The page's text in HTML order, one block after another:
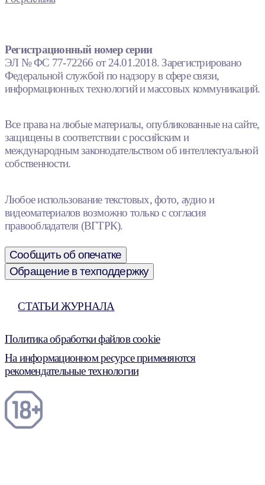
Регистрационный номер серии
ЭЛ № ФС 77-72266 от 24.01.2018. Зарегистрировано
Федеральной службой по надзору в сфере связи,
информационных технологий и массовых коммуникаций.
Все права на любые материалы, опубликованные на сайте,
защищены в соответствии с российским и
международным законодательством об интеллектуальной
собственности.
Любое использование текстовых, фото, аудио и
видеоматериалов возможно только с согласия
правообладателя (ВГТРК).
Сообщить об опечатке
Обращение в техподдержку
СТАТЬИ ЖУРНАЛА
Политика обработки файлов cookie
На информационном ресурсе применяются
рекомендательные технологии